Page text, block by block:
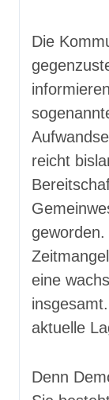
Die
reicht
eine
aktuelle
Denn